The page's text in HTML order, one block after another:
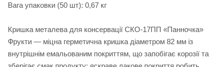
Вага упаковки (50 шт): 0,67 кг
Кришка металева для консервації СКО-17ПП «Панночка»
Фрукти — міцна герметична кришка діаметром 82 мм із
внутрішнім емальованим покриттям, що запобігає корозії та